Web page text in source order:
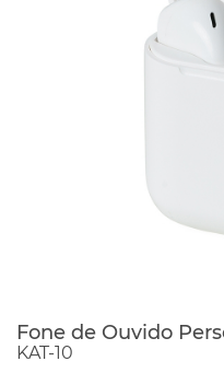
Fone de Ouvido
KAT-10